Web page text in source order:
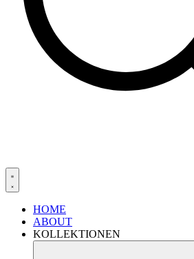
HOME
ABOUT
KOLLEKTIONEN